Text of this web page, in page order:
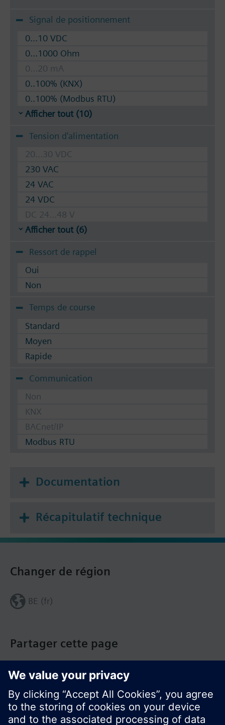
Signal de positionnement
0...10 VDC
0...1000 Ohm
0...20 mA
0..100% (KNX)
0..100% (Modbus RTU)
Afficher tout (10)
Tension d'alimentation
20...30 VDC
230 VAC
24 VAC
24 VDC
DC 24...48 V
Afficher tout (6)
Ressort de rappel
Oui
Non
Temps de course
Standard
Moyen
Rapide
Communication
Non
KNX
BACnet/IP
Modbus RTU
Documentation
Récapitulatif technique
Partager cette page
Changer de région
BE (fr)